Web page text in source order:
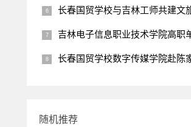
长春国贸学校与吉林工师共建文旅研学现代产业学院大会隆重
吉林电子信息职业技术学院高职单招招生专
长春国贸学校数字传媒学院赴陈家店村开展创意彩绘活动
随机推荐